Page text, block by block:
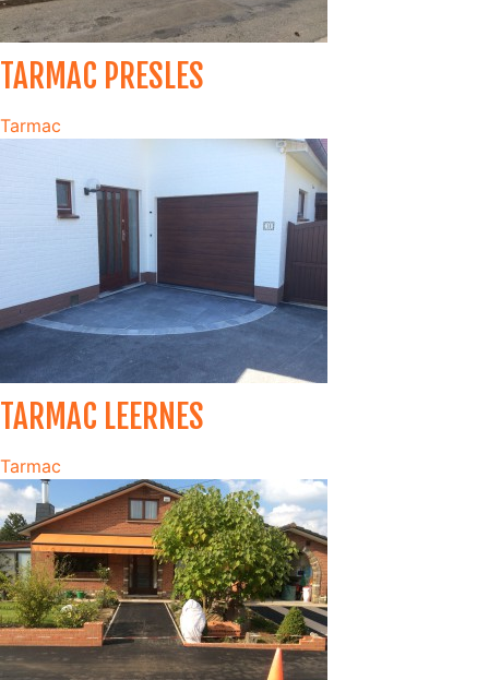
TARMAC PRESLES
Tarmac
TARMAC LEERNES
Tarmac